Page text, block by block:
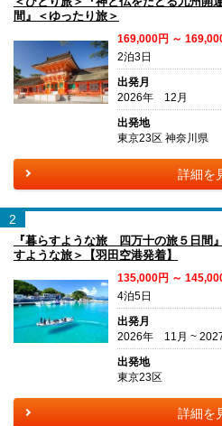
間』＜ゆったり旅＞
169,000円 ～
2泊3日
出発月
2026年 12月
出発地
東京23区 神奈川県
詳細を
2
『暮らすような旅 四万十の旅５日間
すような旅＞【羽田空港発着】
135,000円 ～
4泊5日
出発月
2026年 11月 ~
出発地
東京23区
詳細を